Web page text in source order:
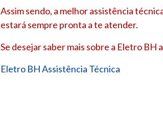
Assim sendo, a melhor assistência
estará sempre pronta a te atender.
Se desejar saber mais sobre a Eletro BH
Eletro BH Assistência Técnica